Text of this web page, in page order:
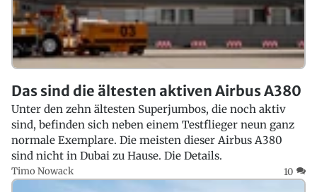
Das sind die ältesten aktiven Airbus A380
Unter den zehn ältesten Superjumbos, die noch aktiv
sind, befinden sich neben einem Testflieger neun ganz
normale Exemplare. Die meisten dieser Airbus A380
sind nicht in Dubai zu Hause. Die Details.
Timo Nowack 10